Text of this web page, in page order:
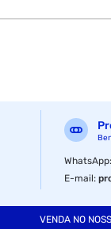
WhatsApp
E-mail:
VENDA NO